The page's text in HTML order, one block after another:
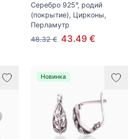
Серебро 925°, родий
(покрытие), Цирконы,
Перламутр
48.32 € 43.49 €
Новинка